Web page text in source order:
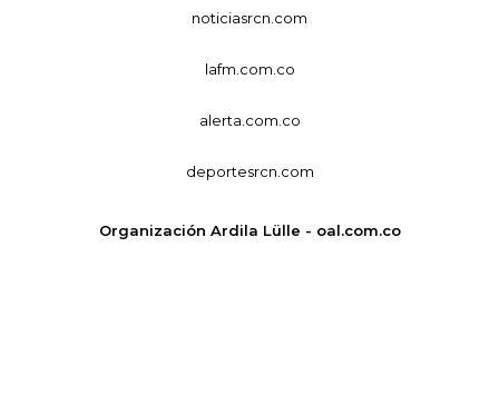
noticiasrcn.com
lafm.com.co
alerta.com.co
deportesrcn.com
Organización Ardila Lülle - oal.com.co